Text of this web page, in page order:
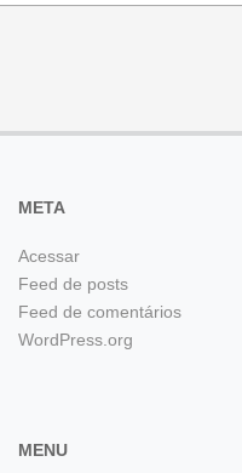
META
Acessar
Feed de posts
Feed de comentários
WordPress.org
MENU